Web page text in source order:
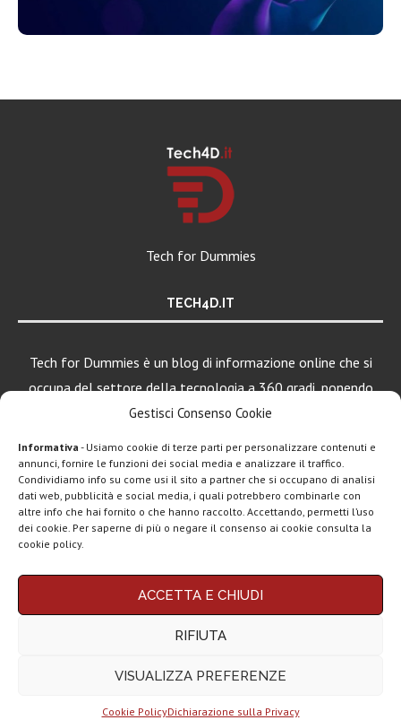
Gestisci Consenso Cookie
Informativa - Usiamo cookie di terze parti per personalizzare contenuti e
annunci, fornire le funzioni dei social media e analizzare il traffico.
Condividiamo info su come usi il sito a partner che si occupano di analisi
dati web, pubblicità e social media, i quali potrebbero combinarle con
altre info che hai fornito o che hanno raccolto. Accettando, permetti l’uso
dei cookie. Per saperne di più o negare il consenso ai cookie consulta la
cookie policy.
ACCETTA E CHIUDI
RIFIUTA
VISUALIZZA PREFERENZE
Cookie PolicyDichiarazione sulla Privacy
Tech for Dummies
TECH4D.IT
Tech for Dummies è un blog di informazione online che si
occupa del settore della tecnologia a 360 gradi, ponendo
una particolare attenzione al mondo Android, Apple e
Chi siamo Contatti Disclaimer Privacy policy
Questo blog non rappresenta una testata giornalistica in quanto viene aggiornato
Affiliazione Amazon EU, un programma che eroga ai siti una commissione
Tech4Dummies riceve un guadagno dagli acquisti idonei.
LEGGI ANCHE
Motorola rinnova
per intenditori...
NexPhone è il
smartphone con...